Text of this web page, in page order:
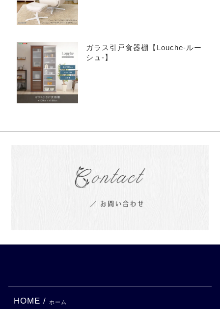
ガラス引戸食器棚【Louche-ルー
シュ-】
HOME / ホーム